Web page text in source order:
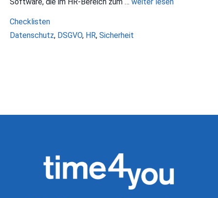
Kategorien
Checklisten
Schlagwörter
Datenschutz, DSGVO, HR, Sicherheit